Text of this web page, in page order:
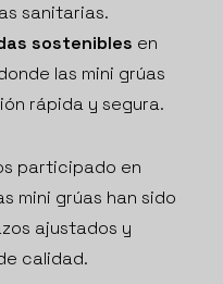
sanitarias.
sostenibles en
las mini grúas
rápida y segura.
participado en
mini grúas han sido
ajustados y
calidad.